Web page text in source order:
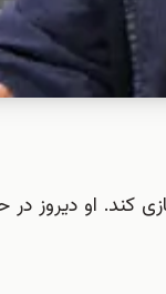
کند. او ديروز در